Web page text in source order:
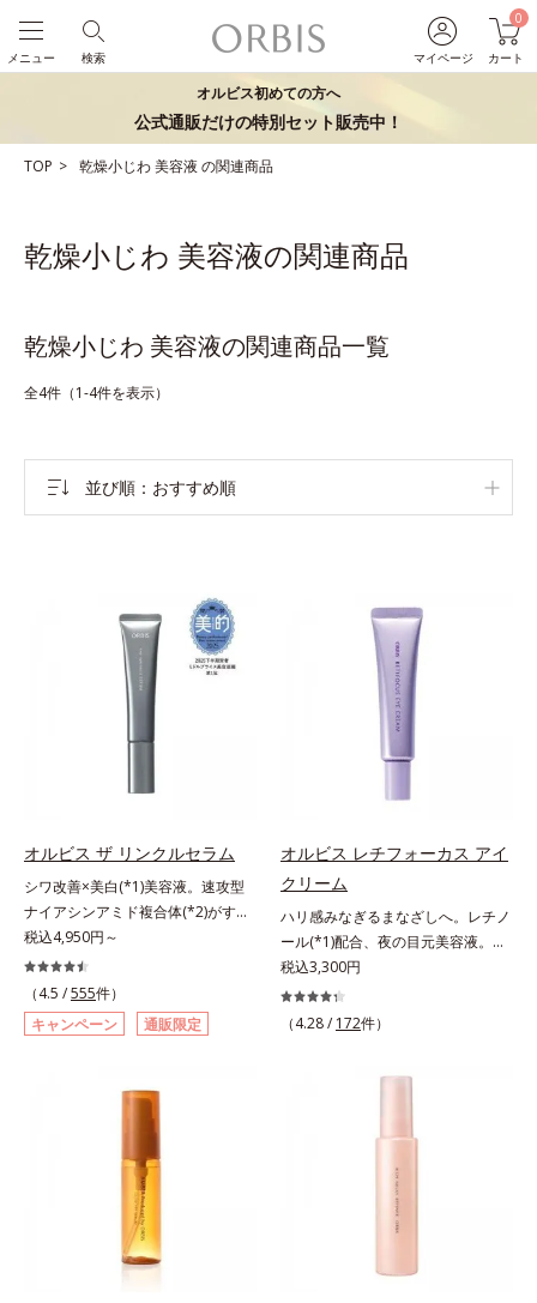
マイページ
0
カート
検索
メニュー
オルビス初めての方へ
公式通販だけの特別セット販売中！
TOP 乾燥小じわ美容液の関連商品
乾燥小じわ 美容液の関連商品
乾燥小じわ 美容液の関連商品一覧
全4件（1-4件を表示）
並び順 おすすめ順
オルビス ザ リンクルセラム
シワ改善×美白(*1)美容液。速攻型
ナイアシンアミド複合体(*2)がすば
やく浸透(*3)。ピンと、パッと。大
人の肌にハリ感を。シワ改善×美白
(*1)美容液。ポーラ化成 研究所の独
自研究で見出した、速攻型ナイアシ
ンアミド複合体(*2)と浸透サポート
有効成分「ナイアシンアミド」の浸
にくい大人肌の深く(*3)まで素早く
届けます。真皮のコラーゲン産生を
促進し、年齢とともに刻まれる深い
悩みのシワを改善しながら、過剰な
メラニン生成を防ぎ未来のシミ・ソ
バカスを予防します。さらに独自研
税込4,950円～
（4.5 /555件）
キャンペーン
通販限定
オルビス レチフォーカス アイ
クリーム
ハリ感みなぎるまなざしへ。レチノ
ール(*1)配合、夜の目元美容液。オ
ルビスの目元技術を結集し、ハリ感
みなぎるまなざしへ。レチノール
(*1)配合の目元美容液です。目元悩
び覚まします。ハリ膜がのび広が
り、肌表面にピン！としたハリ感を
与え、さらに疑似セラミド(*3)が角
層の隙間に浸透(*4)。夜のスキンケ
よる小ジワを目立たなくし、ハリ感
税込3,300円
（4.28 / 172件）